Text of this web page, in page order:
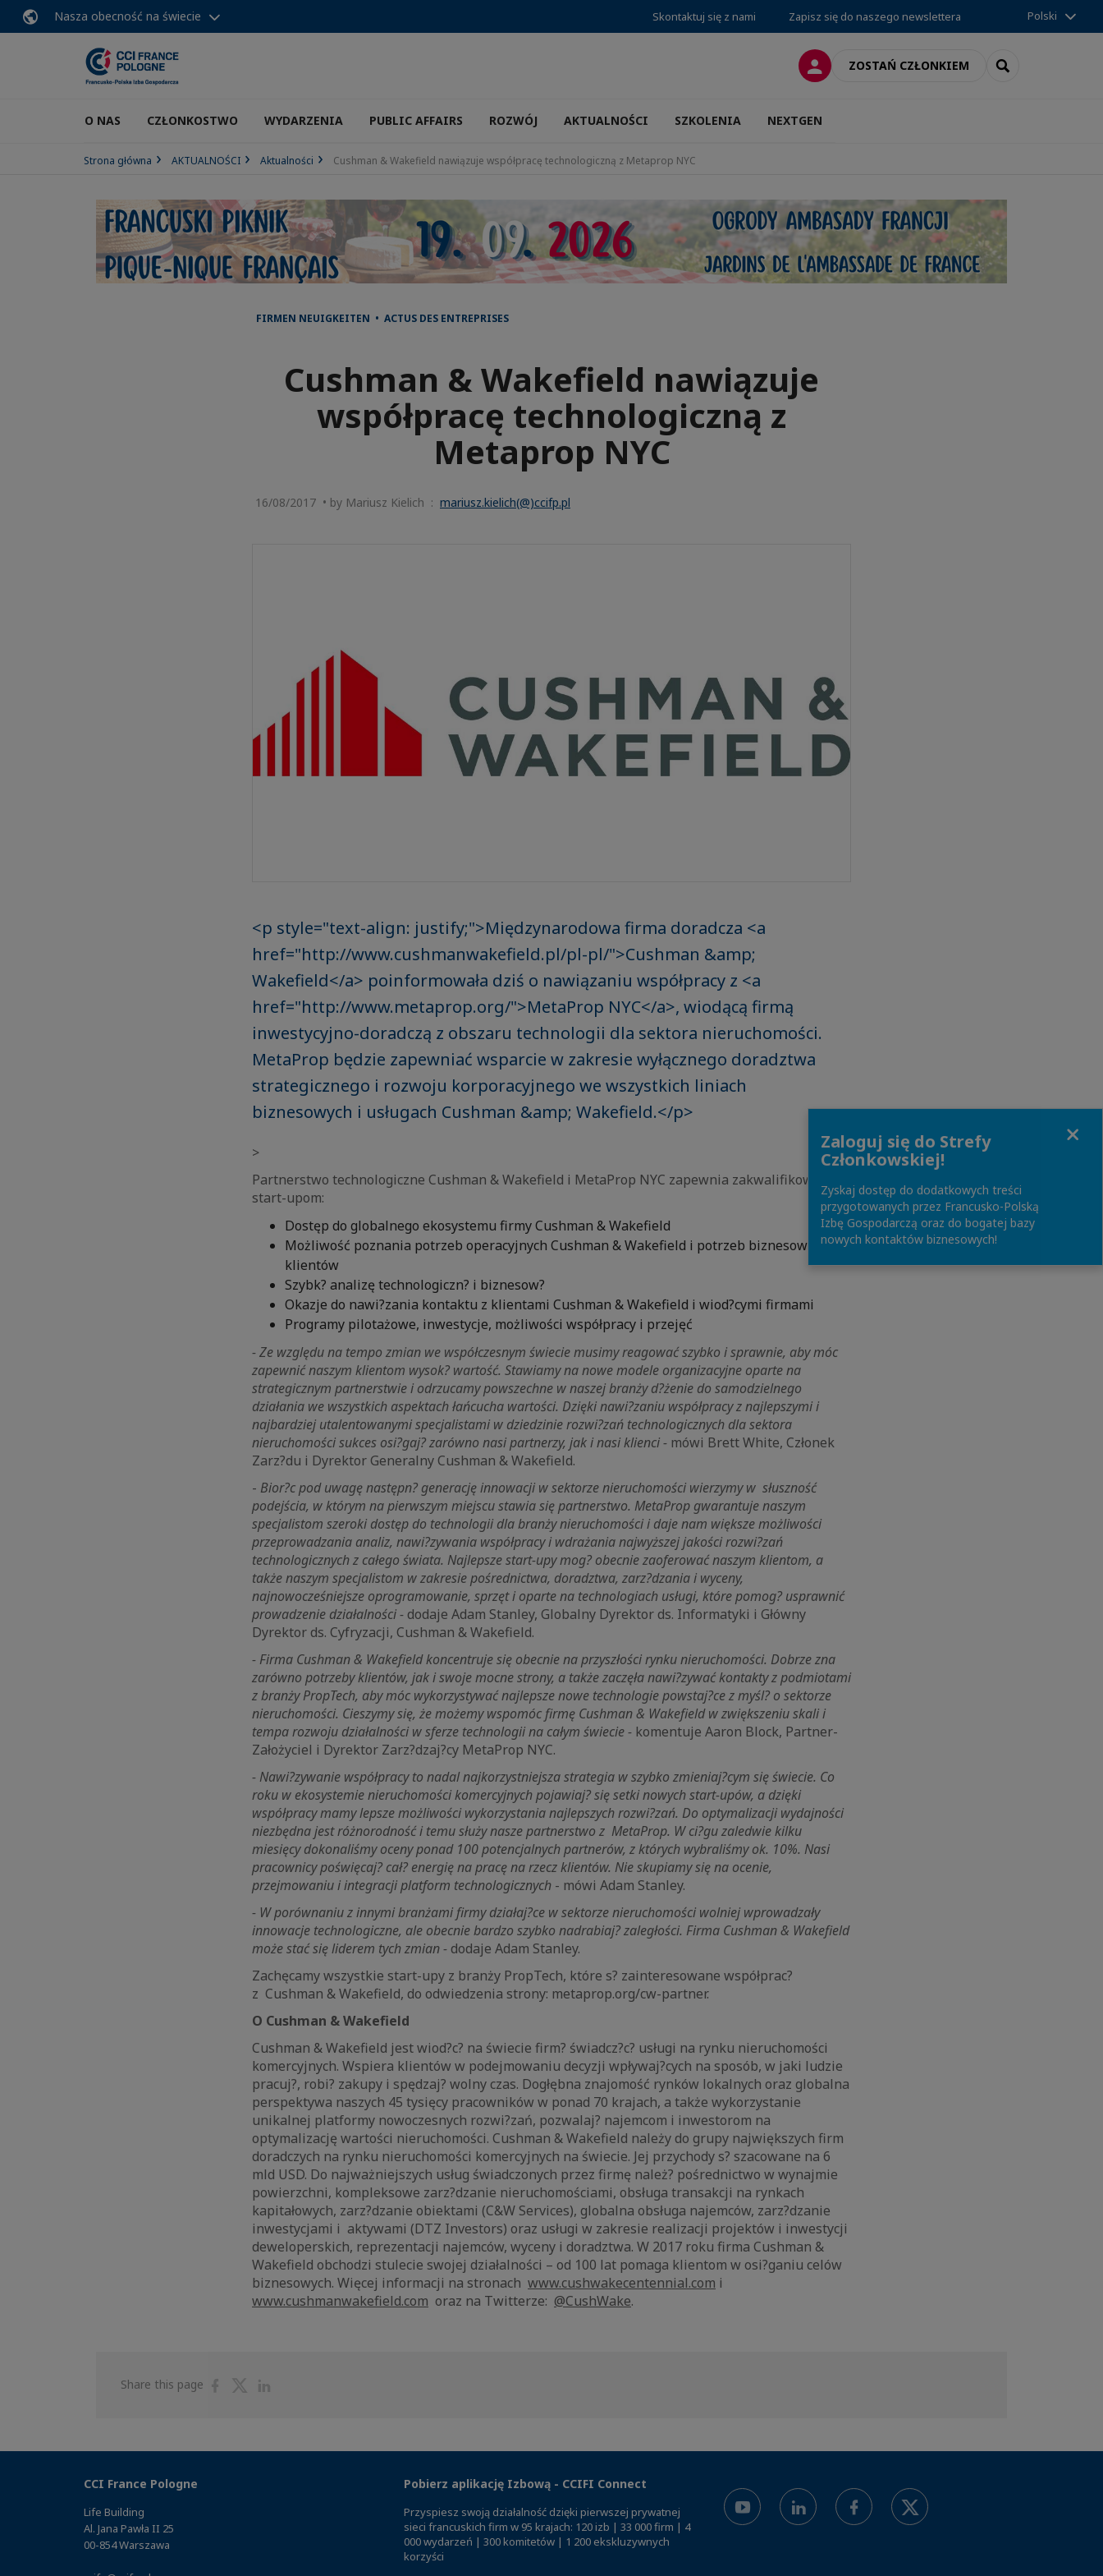
Nasza obecność na świecie Skontaktuj się z nami Zapisz się do naszego newslettera Polski
LOGOWANIEZOSTAŃ CZŁONKIEM SEARCH
O NAS CZŁONKOSTWO WYDARZENIA PUBLIC AFFAIRS ROZWÓJ AKTUALNOŚCI SZKOLENIA NEXTGEN
Strona główna AKTUALNOŚCI Aktualności Cushman & Wakefield nawiązuje współpracę technologiczną z Metaprop NYC
FIRMEN NEUIGKEITEN • ACTUS DES ENTREPRISES
Cushman & Wakefield nawiązuje
współpracę technologiczną z
Metaprop NYC
16/08/2017 • by Mariusz Kielich : mariusz.kielich(@)ccifp.pl
<p style="text-align: justify;">Międzynarodowa firma doradcza <a
href="http://www.cushmanwakefield.pl/pl-pl/">Cushman &amp;
Wakefield</a> poinformowała dziś o nawiązaniu współpracy z <a
href="http://www.metaprop.org/">MetaProp NYC</a>, wiodącą firmą
inwestycyjno-doradczą z obszaru technologii dla sektora nieruchomości.
MetaProp będzie zapewniać wsparcie w zakresie wyłącznego doradztwa
strategicznego i rozwoju korporacyjnego we wszystkich liniach
biznesowych i usługach Cushman &amp; Wakefield.</p>
>
Partnerstwo technologiczne Cushman & Wakefield i MetaProp NYC zapewnia zakwalifikowanym
start-upom:
Dostęp do globalnego ekosystemu firmy Cushman & Wakefield
Możliwość poznania potrzeb operacyjnych Cushman & Wakefield i potrzeb biznesowych
klientów
Szybk? analizę technologiczn? i biznesow?
Okazje do nawi?zania kontaktu z klientami Cushman & Wakefield i wiod?cymi firmami
Programy pilotażowe, inwestycje, możliwości współpracy i przejęć
- Ze względu na tempo zmian we współczesnym świecie musimy reagować szybko i sprawnie, aby móc
zapewnić naszym klientom wysok? wartość. Stawiamy na nowe modele organizacyjne oparte na
strategicznym partnerstwie i odrzucamy powszechne w naszej branży d?żenie do samodzielnego
działania we wszystkich aspektach łańcucha wartości. Dzięki nawi?zaniu współpracy z najlepszymi i
najbardziej utalentowanymi specjalistami w dziedzinie rozwi?zań technologicznych dla sektora
nieruchomości sukces osi?gaj? zarówno nasi partnerzy, jak i nasi klienci - mówi Brett White, Członek
Zarz?du i Dyrektor Generalny Cushman & Wakefield.
- Bior?c pod uwagę następn? generację innowacji w sektorze nieruchomości wierzymy w słuszność
podejścia, w którym na pierwszym miejscu stawia się partnerstwo. MetaProp gwarantuje naszym
specjalistom szeroki dostęp do technologii dla branży nieruchomości i daje nam większe możliwości
przeprowadzania analiz, nawi?zywania współpracy i wdrażania najwyższej jakości rozwi?zań
technologicznych z całego świata. Najlepsze start-upy mog? obecnie zaoferować naszym klientom, a
także naszym specjalistom w zakresie pośrednictwa, doradztwa, zarz?dzania i wyceny,
najnowocześniejsze oprogramowanie, sprzęt i oparte na technologiach usługi, które pomog? usprawnić
prowadzenie działalności -dodaje Adam Stanley, Globalny Dyrektor ds. Informatyki i Główny
Dyrektor ds. Cyfryzacji, Cushman & Wakefield.
- Firma Cushman & Wakefield koncentruje się obecnie na przyszłości rynku nieruchomości. Dobrze zna
zarówno potrzeby klientów, jak i swoje mocne strony, a także zaczęła nawi?zywać kontakty z podmiotami
z branży PropTech, aby móc wykorzystywać najlepsze nowe technologie powstaj?ce z myśl? o sektorze
nieruchomości. Cieszymy się, że możemy wspomóc firmę Cushman & Wakefield w zwiększeniu skali i
tempa rozwoju działalności w sferze technologii na całym świecie - komentuje Aaron Block, Partner-
Założyciel i Dyrektor Zarz?dzaj?cy MetaProp NYC.
- Nawi?zywanie współpracy to nadal najkorzystniejsza strategia w szybko zmieniaj?cym się świecie. Co
roku w ekosystemie nieruchomości komercyjnych pojawiaj? się setki nowych start-upów, a dzięki
współpracy mamy lepsze możliwości wykorzystania najlepszych rozwi?zań. Do optymalizacji wydajności
niezbędna jest różnorodność i temu służy nasze partnerstwo z MetaProp. W ci?gu zaledwie kilku
miesięcy dokonaliśmy oceny ponad 100 potencjalnych partnerów, z których wybraliśmy ok. 10%. Nasi
pracownicy poświęcaj? cał? energię na pracę na rzecz klientów. Nie skupiamy się na ocenie,
przejmowaniu i integracji platform technologicznych - mówi Adam Stanley.
- W porównaniu z innymi branżami firmy działaj?ce w sektorze nieruchomości wolniej wprowadzały
innowacje technologiczne, ale obecnie bardzo szybko nadrabiaj? zaległości. Firma Cushman & Wakefield
może stać się liderem tych zmian -dodaje Adam Stanley.
Zachęcamy wszystkie start-upy z branży PropTech, które s? zainteresowane współprac?
z Cushman & Wakefield, do odwiedzenia strony: metaprop.org/cw-partner.
O Cushman & Wakefield
Cushman & Wakefield jest wiod?c? na świecie firm? świadcz?c? usługi na rynku nieruchomości
komercyjnych. Wspiera klientów w podejmowaniu decyzji wpływaj?cych na sposób, w jaki ludzie
pracuj?, robi? zakupy i spędzaj? wolny czas. Dogłębna znajomość rynków lokalnych oraz globalna
perspektywa naszych 45 tysięcy pracowników w ponad 70 krajach, a także wykorzystanie
unikalnej platformy nowoczesnych rozwi?zań, pozwalaj? najemcom i inwestorom na
optymalizację wartości nieruchomości. Cushman & Wakefield należy do grupy największych firm
doradczych na rynku nieruchomości komercyjnych na świecie. Jej przychody s? szacowane na 6
mld USD. Do najważniejszych usług świadczonych przez firmę należ? pośrednictwo w wynajmie
powierzchni, kompleksowe zarz?dzanie nieruchomościami, obsługa transakcji na rynkach
kapitałowych, zarz?dzanie obiektami (C&W Services), globalna obsługa najemców, zarz?dzanie
inwestycjami i aktywami (DTZ Investors) oraz usługi w zakresie realizacji projektów i inwestycji
deweloperskich, reprezentacji najemców, wyceny i doradztwa. W 2017 roku firma Cushman &
Wakefield obchodzi stulecie swojej działalności – od 100 lat pomaga klientom w osi?ganiu celów
biznesowych. Więcej informacji na stronach www.cushwakecentennial.com i
www.cushmanwakefield.com oraz na Twitterze: @CushWake.
Share this page
ShareShare
CCI France Pologne
Life Building
Al. Jana Pawła II 25
00-854 Warszawa
Pobierz aplikację Izbową - CCIFI Connect
Przyspiesz swoją działalność dzięki pierwszej prywatnej
sieci francuskich firm w 95 krajach: 120 izb | 33 000 firm | 4
000 wydarzeń | 300 komitetów | 1 200 ekskluzywnych
korzyści
Zaloguj się do Strefy
Członkowskiej!
Zyskaj dostęp do dodatkowych treści
przygotowanych przez Francusko-Polską
Izbę Gospodarczą oraz do bogatej bazy
nowych kontaktów biznesowych!